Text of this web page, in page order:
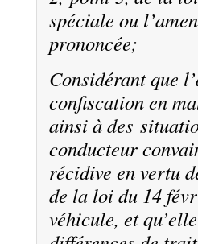
spéciale ou
prononcée;
Considérant que
confiscation en
ainsi à des
conducteur
récidive en vertu
de la loi du 14
véhicule, et